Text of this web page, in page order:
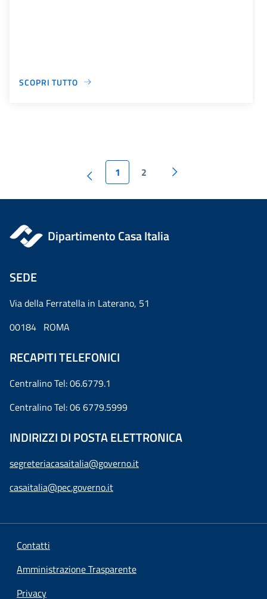
SCOPRI TUTTO
1 2
Dipartimento Casa Italia
SEDE
Via della Ferratella in Laterano, 51
00184 ROMA
RECAPITI TELEFONICI
Centralino Tel: 06.6779.1
Centralino Tel: 06 6779.5999
INDIRIZZI DI POSTA ELETTRONICA
segreteriacasaitalia@governo.it
casaitalia@pec.governo.it
Contatti
Amministrazione Trasparente
Privacy